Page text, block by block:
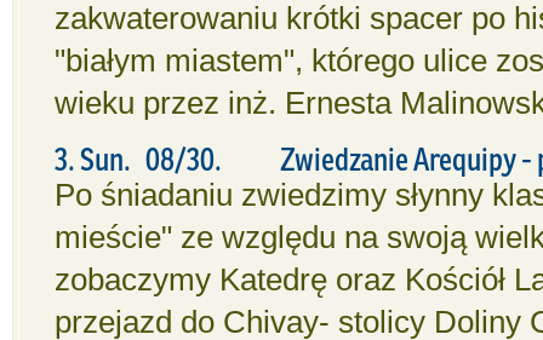
zakwaterowaniu krótki spacer po
"białym miastem", którego ulice
wieku przez inż. Ernesta
3. Sun. 08/30. Zwiedzanie Arequipy -
Po śniadaniu zwiedzimy słynny
mieście" ze względu na swoją
zobaczymy Katedrę oraz Kościół
przejazd do Chivay- stolicy Doliny